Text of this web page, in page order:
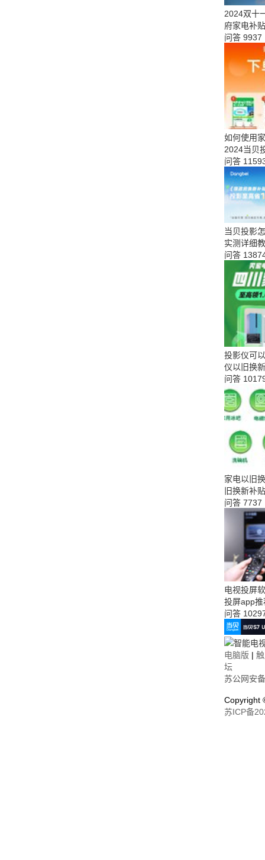
2024双十
府家电补
问答 9937
如何使用
2024当贝
问答
当贝投影
实测详细
问答
投影仪可
仪以旧换
问答
家电以旧
旧换新补
问答 7737
电视投屏
投屏app
问答
电脑版 |
坛
苏公网安
Copyright
苏ICP备